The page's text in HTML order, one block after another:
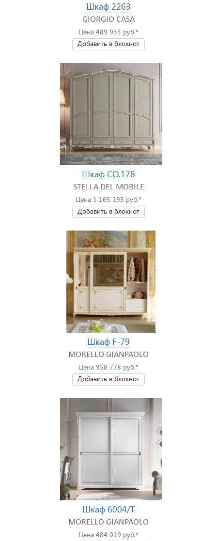
Шкаф 2263
GIORGIO CASA
Цена 489 933 руб.*
Добавить в блокнот
Шкаф CO.178
STELLA DEL MOBILE
Цена 1 165 195 руб.*
Добавить в блокнот
Шкаф F-79
MORELLO GIANPAOLO
Цена 958 778 руб.*
Добавить в блокнот
Шкаф 6004/T
MORELLO GIANPAOLO
Цена 484 019 руб.*